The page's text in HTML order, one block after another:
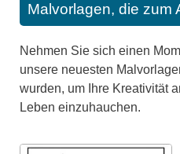
Malvorlagen, die zum
Nehmen Sie sich einen
unsere neuesten
wurden, um Ihre Kreativität
Leben einzuhauchen.